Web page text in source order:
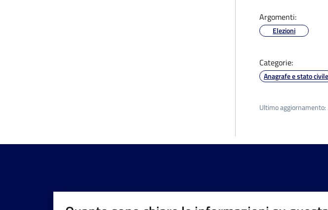
Argomenti:
Elezioni
Categorie:
Anagrafe e stato civile
Ultimo aggiornamento: